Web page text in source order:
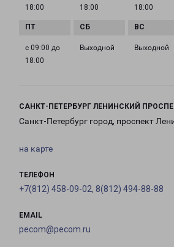
18:00
18:00
18:00
с 09:00 до
18:00
Выходной Выходной
САНКТ-ПЕТЕРБУРГ ЛЕНИНСКИЙ
Санкт-Петербург город, проспект
на карте
ТЕЛЕФОН
+7(812) 458-09-02, 8(812) 494-88-88
EMAIL
pecom@pecom.ru